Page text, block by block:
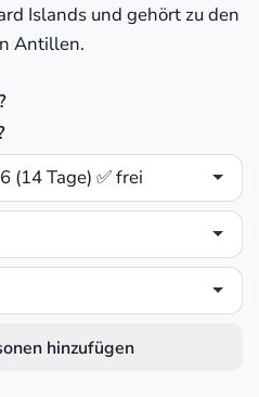
Islands und gehört zu den
Antillen.
(14 Tage) ✅ frei
hinzufügen